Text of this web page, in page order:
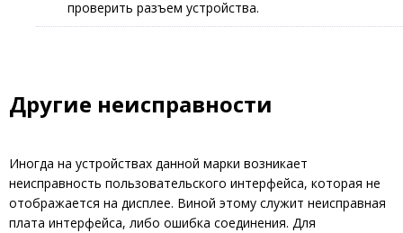
проверить разъем устройства.
Другие неисправности
Иногда на устройствах данной марки возникает
неисправность пользовательского интерфейса, которая не
отображается на дисплее. Виной этому служит неисправная
плата интерфейса, либо ошибка соединения. Для